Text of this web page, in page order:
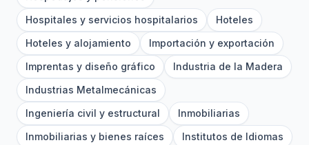
Hospitales y servicios hospitalarios
Hoteles
Hoteles y alojamiento
Importación y exportación
Imprentas y diseño gráfico
Industria de la Madera
Industrias Metalmecánicas
Ingeniería civil y estructural
Inmobiliarias
Inmobiliarias y bienes raíces
Institutos de Idiomas